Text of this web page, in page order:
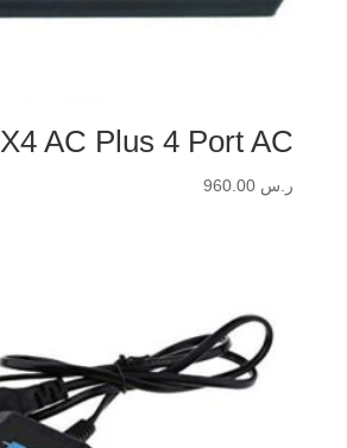
X4 AC Plus 4 Port AC
ر.س